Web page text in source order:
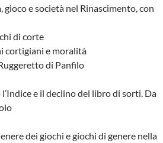
gioco e società nel Rinascimento, con
di corte
cortigiani e moralità
di Panfilo
e il declino del libro di sorti. Da
dei giochi e giochi di genere nella